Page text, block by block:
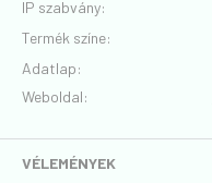
IP szabvány:
Termék színe:
Adatlap:
Weboldal:
VÉLEMÉNYEK